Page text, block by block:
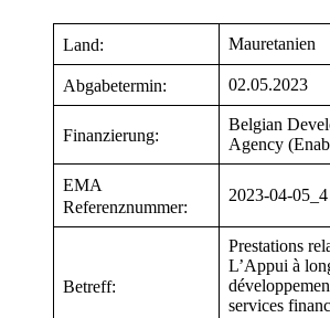
Land: Mauretanien
Abgabetermin: 02.05.2023
Finanzierung:
Belgian
Agency
EMA
Referenznummer:
2023-04-05_4
Betreff:
Prestations
L’Appui à
services